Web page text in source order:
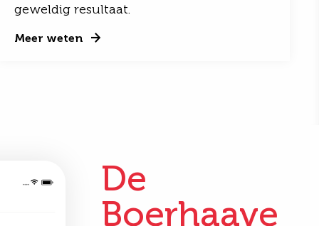
geweldig resultaat.
Meer weten
De
Boerhaave